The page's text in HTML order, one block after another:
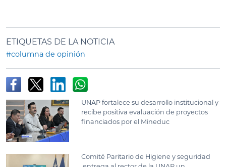
ETIQUETAS DE LA NOTICIA
#columna de opinión
UNAP fortalece su desarrollo institucional y
recibe positiva evaluación de proyectos
financiados por el Mineduc
Comité Paritario de Higiene y seguridad